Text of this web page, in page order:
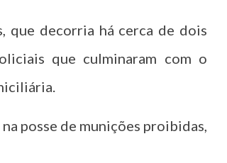
que decorria há cerca de dois
que culminaram com o
posse de munições proibidas,